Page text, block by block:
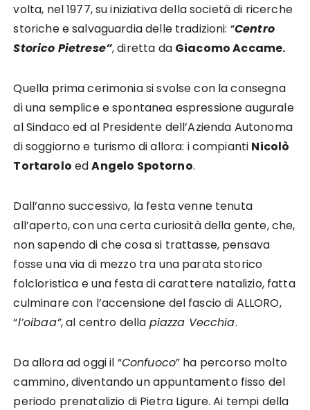
volta, nel 1977, su iniziativa della società di ricerche
storiche e salvaguardia delle tradizioni: “Centro
Storico Pietrese”, di­retta da Giacomo Accame.
Quella prima cerimonia si svolse con la consegna
di una semplice e spontanea espressione augurale
al Sindaco ed al Presidente dell’Azienda Autonoma
di soggiorno e turismo di allora: i compianti Nicolò
Tortarolo edAngelo Spotorno.
Dall’anno successivo, la festa venne tenuta
all’aperto, con una certa curiosità della gente, che,
non sapendo di che cosa si trattasse, pensava
fosse una via di mezzo tra una parata storico
folclo­ristica e una festa di carattere natalizio, fatta
culminare con l’accensione del fascio di ALLORO,
“l’oibaa”, al centro della piazza Vecchia.
Da allora ad oggi il “Confuoco” ha per­corso molto
cammino, diventando un appuntamento fisso del
periodo prenatalizio di Pietra Ligure. Ai tempi della